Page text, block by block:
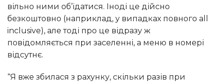
вільно ними об’їдатися. Іноді це дійсно
безкоштовно (наприклад, у випадках повного all
inclusive), але тоді про це відразу ж
повідомляється при заселенні, а меню в номері
відсутнє.
“Я вже збилася з рахунку, скільки разів при